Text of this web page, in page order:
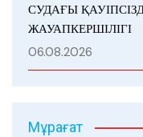
СУДАҒЫ
ЖАУАПКЕРШІЛІГІ
06.08.2026
Мұрағат